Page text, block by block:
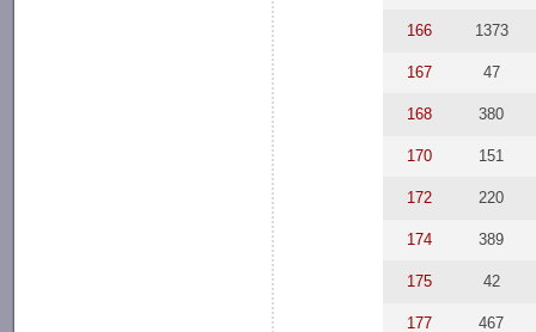
166 1373
167 47
168 380
170 151
172 220
174 389
175 42
177 467